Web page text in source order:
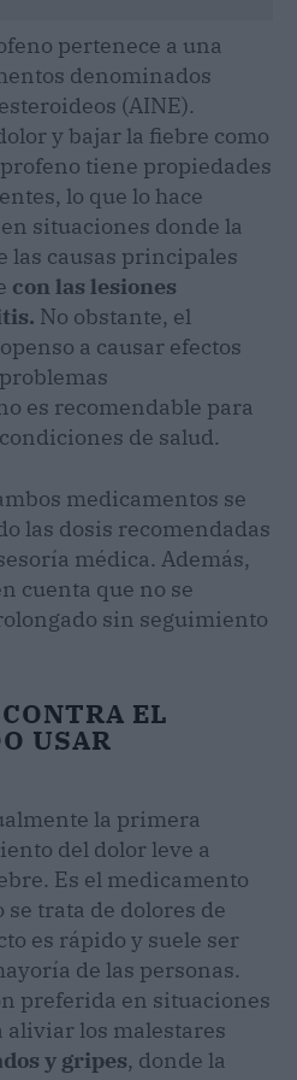
pertenece a una
denominados
(AINE).
y bajar la fiebre como
tiene propiedades
lo que lo hace
situaciones donde la
las causas principales
con las lesiones
No obstante, el
a causar efectos
es recomendable para
de salud.
medicamentos se
las dosis recomendadas
médica. Además,
cuenta que no se
sin seguimiento
EL
USAR
la primera
del dolor leve a
Es el medicamento
trata de dolores de
es rápido y suele ser
de las personas.
preferida en situaciones
aliviar los malestares
y gripes, donde la